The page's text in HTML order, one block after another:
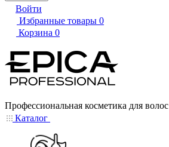
Войти
Избранные товары 0
Корзина 0
Профессиональная косметика для волос
Каталог